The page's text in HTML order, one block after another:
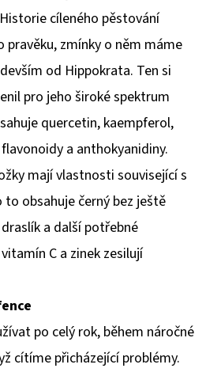
cíleného pěstování
pravěku, zmínky o něm máme
od Hippokrata. Ten si
pro jeho široké spektrum
quercetin, kaempferol,
a anthokyanidiny.
mají vlastnosti související s
obsahuje černý bez ještě
a další potřebné
C a zinek zesilují
po celý rok, během náročné
cítíme přicházející problémy.